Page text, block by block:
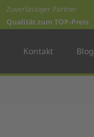
Zuverlässiger Partner
Qualität zum TOP-Preis
Kontakt Blog